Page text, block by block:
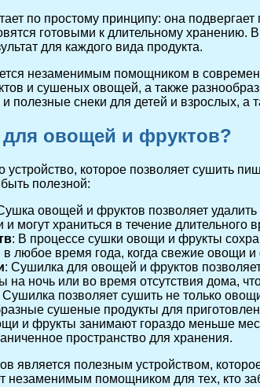
по простому принципу: она
готовыми к длительному хранению.
для каждого вида продукта.
незаменимым помощником в
и сушеных овощей, а также
и полезные снеки для детей и взрослых,
овощей и фруктов?
которое позволяет сушить
полезной:
овощей и фруктов позволяет
могут храниться в течение длительного
: В процессе сушки овощи и фрукты
в любое время года, когда свежие овощи
: Сушилка для овощей и фруктов
на ночь или во время отсутствия дома,
Сушилка позволяет сушить не только
сушеные продукты для
и фрукты занимают гораздо меньше
пространство для хранения.
является полезным устройством,
незаменимым помощником для тех, кто